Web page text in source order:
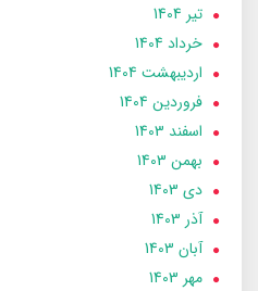
تير 1404
خرداد 1404
ارديبهشت 1404
فروردین 1404
اسفند 1403
بهمن 1403
دی 1403
آذر 1403
آبان 1403
مهر 1403